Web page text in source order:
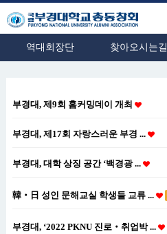
역대회장단 찾아오시는길
부경대, 제9회 홈커밍데이 개최
부경대, 제17회 자랑스러운 부경 ...
부경대, 대학 상징 공간 ‘백경광 ...
韓‧日 성인 문해교실 학생들 교류 ...
부경대, ‘2022 PKNU 진로‧취업박 ...